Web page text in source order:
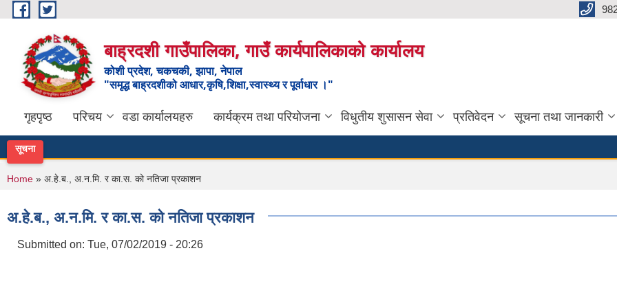
Skip to main content
बाह्रदशी गाउँपालिका, गाउँ कार्यपालिकाको कार्यालय
कोशी प्रदेश, चकचकी, झापा, नेपाल
"समृद्ध बाह्रदशीको आधार,कृषि,शिक्षा,स्वास्थ्य र पूर्वाधार ।"
गृहपृष्ठ परिचय वडा कार्यालयहरु कार्यक्रम तथा परियोजना विधुतीय शुसासन सेवा प्रतिवेदन सूचना तथा जानकारी
सूचना
You are here
Home » अ.हे.ब., अ.न.मि. र का.स. को नतिजा प्रकाशन
अ.हे.ब., अ.न.मि. र का.स. को नतिजा प्रकाशन
Submitted on: Tue, 07/02/2019 - 20:26